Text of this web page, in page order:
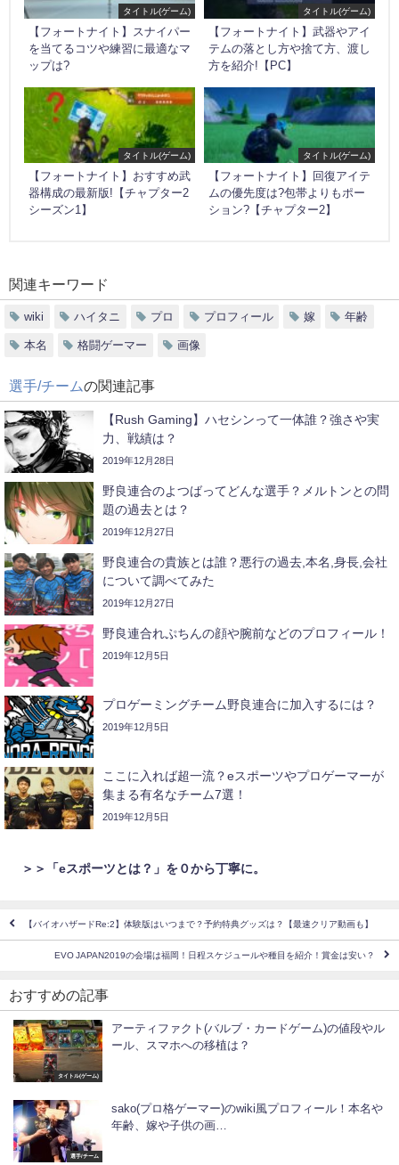
タイトル(ゲーム)
【フォートナイト】スナイパー
を当てるコツや練習に最適なマ
ップは?
タイトル(ゲーム)
【フォートナイト】武器やアイ
テムの落とし方や捨て方、渡し
方を紹介!【PC】
タイトル(ゲーム)
【フォートナイト】おすすめ武
器構成の最新版!【チャプター2
シーズン1】
タイトル(ゲーム)
【フォートナイト】回復アイテ
ムの優先度は?包帯よりもポー
ション?【チャプター2】
関連キーワード
wiki ハイタニ プロ プロフィール 嫁 年齢
本名 格闘ゲーマー 画像
選手/チームの関連記事
【Rush Gaming】ハセシンって一体誰？強さや実
力、戦績は？
2019年12月28日
野良連合のよつばってどんな選手？メルトンとの問
題の過去とは？
2019年12月27日
野良連合の貴族とは誰？悪行の過去,本名,身長,会社
について調べてみた
2019年12月27日
野良連合れぷちんの顔や腕前などのプロフィール！
2019年12月5日
プロゲーミングチーム野良連合に加入するには？
2019年12月5日
ここに入れば超一流？eスポーツやプロゲーマーが
集まる有名なチーム7選！
2019年12月5日
＞＞「eスポーツとは？」を０から丁寧に。
【バイオハザードRe:2】体験版はいつまで？予約特典グッズは？【最速クリア動画も】
EVO JAPAN2019の会場は福岡！日程スケジュールや種目を紹介！賞金は安い？
おすすめの記事
タイトル(ゲーム)
アーティファクト(バルブ・カードゲーム)の値段やル
ール、スマホへの移植は？
選手/チーム
sako(プロ格ゲーマー)のwiki風プロフィール！本名や
年齢、嫁や子供の画…